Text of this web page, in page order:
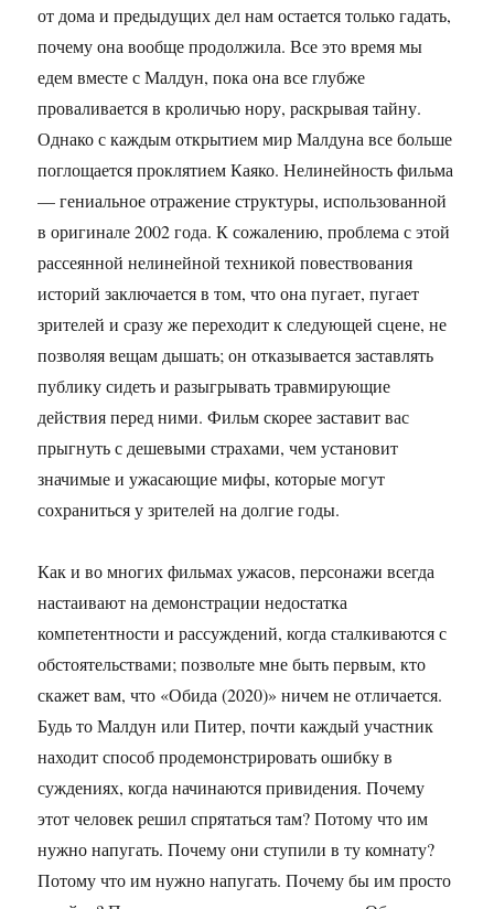
от дома и предыдущих дел нам остается только гадать,
почему она вообще продолжила. Все это время мы
едем вместе с Малдун, пока она все глубже
проваливается в кроличью нору, раскрывая тайну.
Однако с каждым открытием мир Малдуна все больше
поглощается проклятием Каяко. Нелинейность фильма
— гениальное отражение структуры, использованной
в оригинале 2002 года. К сожалению, проблема с этой
рассеянной нелинейной техникой повествования
историй заключается в том, что она пугает, пугает
зрителей и сразу же переходит к следующей сцене, не
позволяя вещам дышать; он отказывается заставлять
публику сидеть и разыгрывать травмирующие
действия перед ними. Фильм скорее заставит вас
прыгнуть с дешевыми страхами, чем установит
значимые и ужасающие мифы, которые могут
сохраниться у зрителей на долгие годы.
Как и во многих фильмах ужасов, персонажи всегда
настаивают на демонстрации недостатка
компетентности и рассуждений, когда сталкиваются с
обстоятельствами; позвольте мне быть первым, кто
скажет вам, что «Обида (2020)» ничем не отличается.
Будь то Малдун или Питер, почти каждый участник
находит способ продемонстрировать ошибку в
суждениях, когда начинаются привидения. Почему
этот человек решил спрятаться там? Потому что им
нужно напугать. Почему они ступили в ту комнату?
Потому что им нужно напугать. Почему бы им просто